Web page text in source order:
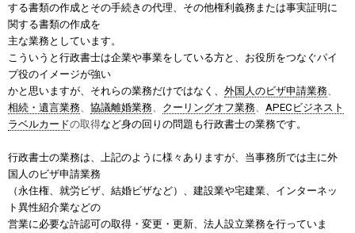
する書類の作成とその手続きの代理、その他権利義務または事実証明に
関する書類の作成を
主な業務としています。
こういうと行政書士は企業や事業をしている方と、お役所をつなぐパイ
プ役のイメージが強い
かと思い ますが、それらの業務だけではなく、 外国人のビザ申請業務
相続・遺言業務
協議離婚業務 クーリングオフ業務
APECビジネスト
ラベルカードの取得など身の回りの問題も行政書士の業務です。
行政書士の業務は、上記のように様々ありますが、当事務所では主に外
国人のビザ申請業務
（永住権、就労ビザ、結婚ビザなど）、 建設業や宅建業、インターネッ
ト異性紹介業などの
営業に必要な許認可の取得・変更・更新、法人設立業務を行っていま